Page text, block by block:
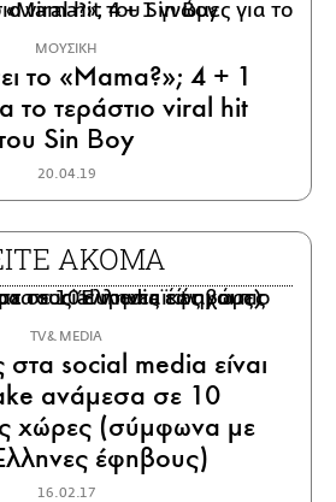
ΜΟΥΣΙΚΗ
το «Mama?»; 4 + 1
το τεράστιο viral hit
Sin Boy
20.04.19
ΑΚΟΜΑ
TV & MEDIA
social media είναι
ανάμεσα σε 10
χώρες (σύμφωνα με
έφηβους)
16.02.17